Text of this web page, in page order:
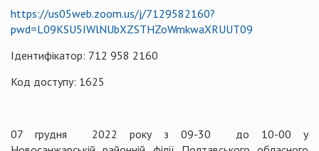
https://us05web.zoom.us/j/7129582160?
pwd=L09KSU5IWlNUbXZSTHZoWmkwaXRUUT09
Ідентифікатор: 712 958 2160
Код доступу: 1625
07 грудня 2022 року з 09-30 до 10-00 у